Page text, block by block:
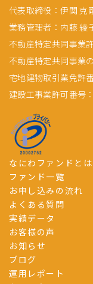
代表取締役：伊関 克
業務管理者：内藤 綾
不動産特定共同事業
不動産特定共同事業
宅地建物取引業免許
建設工事業許可番号
なにわファンドとは
ファンド一覧
お申し込みの流れ
よくある質問
実績データ
お客様の声
お知らせ
ブログ
運用レポート